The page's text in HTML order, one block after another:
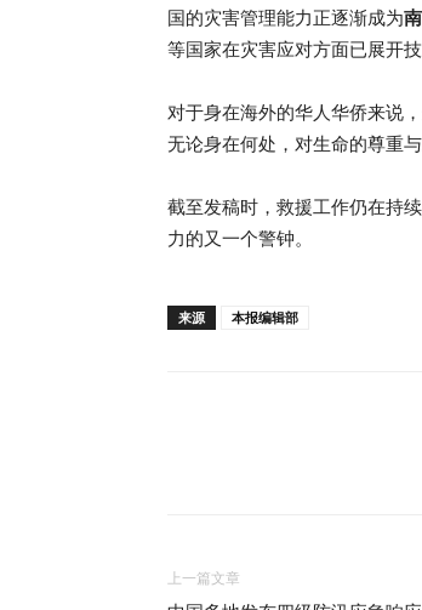
国的灾害管理能力正逐渐成为
等国家在灾害应对方面已展开
对于身在海外的华人华侨来说
无论身在何处，对生命的尊重
截至发稿时，救援工作仍在持
力的又一个警钟。
来源 本报编辑部
上一篇文章